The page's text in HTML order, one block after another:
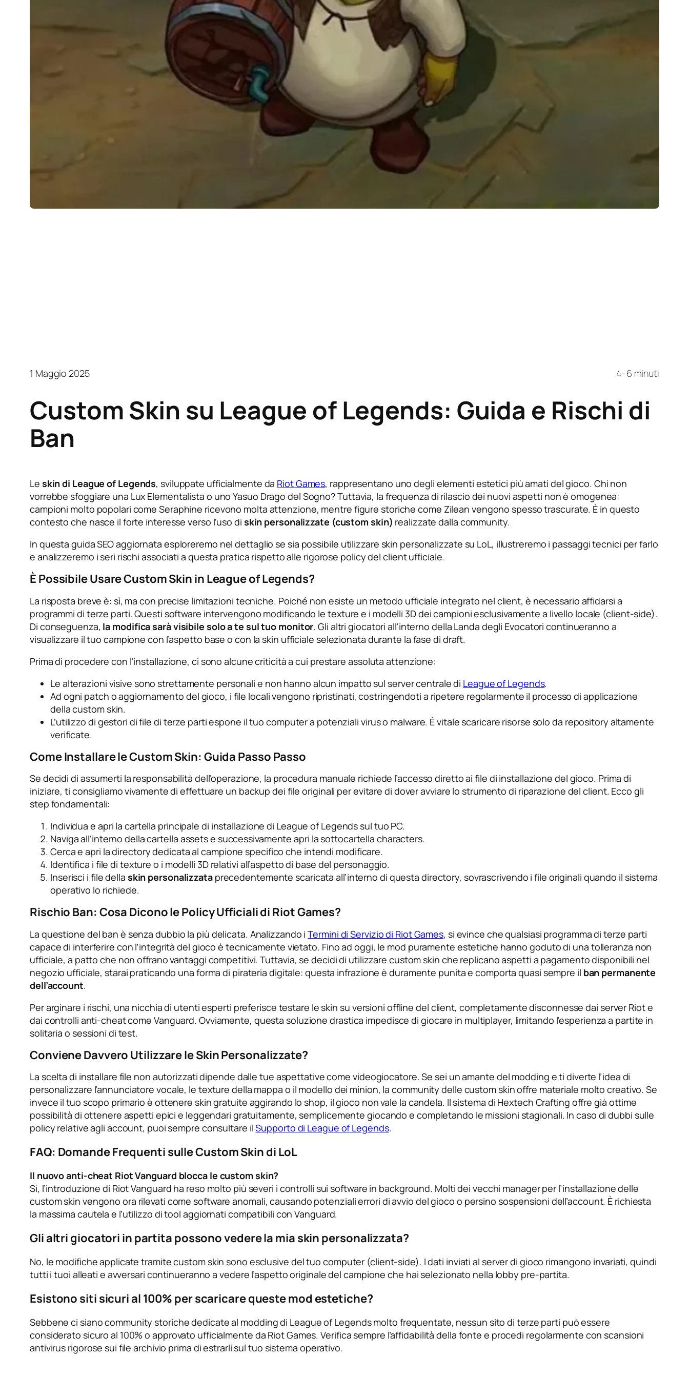
1 Maggio 2025 4–6 minuti
Custom Skin su League of Legends: Guida e Rischi di
Ban
Le skin di League of Legends, sviluppate ufficialmente da Riot Games, rappresentano uno degli elementi estetici più amati del gioco. Chi non
vorrebbe sfoggiare una Lux Elementalista o uno Yasuo Drago del Sogno? Tuttavia, la frequenza di rilascio dei nuovi aspetti non è omogenea:
campioni molto popolari come Seraphine ricevono molta attenzione, mentre figure storiche come Zilean vengono spesso trascurate. È in questo
contesto che nasce il forte interesse verso l’uso di skin personalizzate (custom skin) realizzate dalla community.
In questa guida SEO aggiornata esploreremo nel dettaglio se sia possibile utilizzare skin personalizzate su LoL, illustreremo i passaggi tecnici per farlo
e analizzeremo i seri rischi associati a questa pratica rispetto alle rigorose policy del client ufficiale.
È Possibile Usare Custom Skin in League of Legends?
La risposta breve è: sì, ma con precise limitazioni tecniche. Poiché non esiste un metodo ufficiale integrato nel client, è necessario affidarsi a
programmi di terze parti. Questi software intervengono modificando le texture e i modelli 3D dei campioni esclusivamente a livello locale (client-side).
Di conseguenza, la modifica sarà visibile solo a te sul tuo monitor. Gli altri giocatori all’interno della Landa degli Evocatori continueranno a
visualizzare il tuo campione con l’aspetto base o con la skin ufficiale selezionata durante la fase di draft.
Prima di procedere con l’installazione, ci sono alcune criticità a cui prestare assoluta attenzione:
Le alterazioni visive sono strettamente personali e non hanno alcun impatto sul server centrale di League of Legends.
Ad ogni patch o aggiornamento del gioco, i file locali vengono ripristinati, costringendoti a ripetere regolarmente il processo di applicazione
della custom skin.
L’utilizzo di gestori di file di terze parti espone il tuo computer a potenziali virus o malware. È vitale scaricare risorse solo da repository altamente
verificate.
Come Installare le Custom Skin: Guida Passo Passo
Se decidi di assumerti la responsabilità dell’operazione, la procedura manuale richiede l’accesso diretto ai file di installazione del gioco. Prima di
iniziare, ti consigliamo vivamente di effettuare un backup dei file originali per evitare di dover avviare lo strumento di riparazione del client. Ecco gli
step fondamentali:
Individua e apri la cartella principale di installazione di League of Legends sul tuo PC.
Naviga all’interno della cartella assetse successivamente apri la sottocartella characters.
Cerca e apri la directory dedicata al campione specifico che intendi modificare.
Identifica i file di texture o i modelli 3D relativi all’aspetto di base del personaggio.
Inserisci i file della skin personalizzataprecedentemente scaricata all’interno di questa directory, sovrascrivendo i file originali quando il sistema
operativo lo richiede.
Rischio Ban: Cosa Dicono le Policy Ufficiali di Riot Games?
La questione del ban è senza dubbio la più delicata. Analizzando iTermini di Servizio di Riot Games, si evince che qualsiasi programma di terze parti
capace di interferire con l’integrità del gioco è tecnicamente vietato. Fino ad oggi, le mod puramente estetiche hanno goduto di una tolleranza non
ufficiale, a patto che non offrano vantaggi competitivi. Tuttavia, se decidi di utilizzare custom skin che replicano aspetti a pagamento disponibili nel
negozio ufficiale, starai praticando una forma di pirateria digitale: questa infrazione è duramente punita e comporta quasi sempre il ban permanente
dell’account.
Per arginare i rischi, una nicchia di utenti esperti preferisce testare le skin su versioni offline del client, completamente disconnesse dai server Riot e
dai controlli anti-cheat come Vanguard. Ovviamente, questa soluzione drastica impedisce di giocare in multiplayer, limitando l’esperienza a partite in
solitaria o sessioni di test.
Conviene Davvero Utilizzare le Skin Personalizzate?
La scelta di installare file non autorizzati dipende dalle tue aspettative come videogiocatore. Se sei un amante del modding e ti diverte l’idea di
personalizzare l’annunciatore vocale, le texture della mappa o il modello dei minion, la community delle custom skin offre materiale molto creativo. Se
invece il tuo scopo primario è ottenere skin gratuite aggirando lo shop, il gioco non vale la candela. Il sistema di Hextech Crafting offre già ottime
possibilità di ottenere aspetti epici e leggendari gratuitamente, semplicemente giocando e completando le missioni stagionali. In caso di dubbi sulle
policy relative agli account, puoi sempre consultare ilSupporto di League of Legends.
FAQ: Domande Frequenti sulle Custom Skin di LoL
Il nuovo anti-cheat Riot Vanguard blocca le custom skin?
Sì, l’introduzione di Riot Vanguard ha reso molto più severi i controlli sui software in background. Molti dei vecchi manager per l’installazione delle
custom skin vengono ora rilevati come software anomali, causando potenziali errori di avvio del gioco o persino sospensioni dell’account. È richiesta
la massima cautela e l’utilizzo di tool aggiornati compatibili con Vanguard.
Gli altri giocatori in partita possono vedere la mia skin personalizzata?
No, le modifiche applicate tramite custom skin sono esclusive del tuo computer (client-side). I dati inviati al server di gioco rimangono invariati, quindi
tutti i tuoi alleati e avversari continueranno a vedere l’aspetto originale del campione che hai selezionato nella lobby pre-partita.
Esistono siti sicuri al 100% per scaricare queste mod estetiche?
Sebbene ci siano community storiche dedicate al modding di League of Legends molto frequentate, nessun sito di terze parti può essere
considerato sicuro al 100% o approvato ufficialmente da Riot Games. Verifica sempre l’affidabilità della fonte e procedi regolarmente con scansioni
antivirus rigorose sui file archivio prima di estrarli sul tuo sistema operativo.